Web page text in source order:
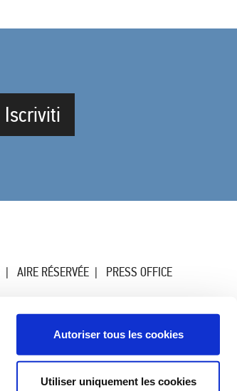
Autoriser tous les cookies
Utiliser uniquement les cookies
Iscriviti
AIRE RÉSERVÉE PRESS OFFICE